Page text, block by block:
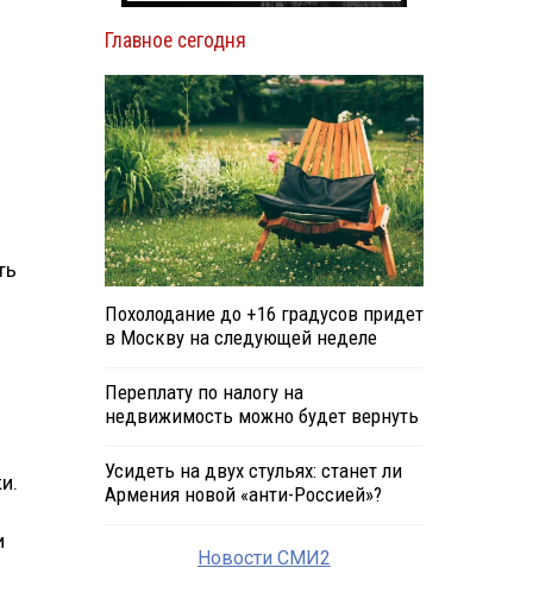
Главное сегодня
Похолодание до +16 градусов придет
в Москву на следующей неделе
Переплату по налогу на
недвижимость можно будет вернуть
Усидеть на двух стульях: станет ли
Армения новой «анти-Россией»?
Новости СМИ2